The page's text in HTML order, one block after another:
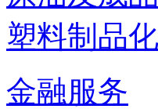
塑料制品
金融服务